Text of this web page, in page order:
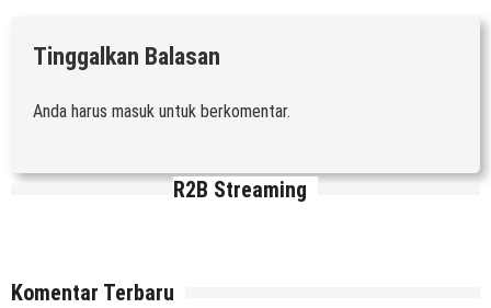
Tinggalkan Balasan
Anda harus masuk untuk berkomentar.
R2B Streaming
Komentar Terbaru